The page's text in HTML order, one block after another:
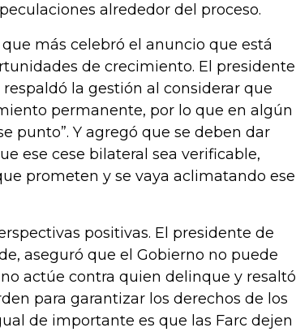
alrededor del proceso.
más celebró el anuncio que está
de crecimiento. El presidente
la gestión al considerar que
permanente, por lo que en algún
punto”. Y agregó que se deben dar
ese cese bilateral sea verificable,
prometen y se vaya aclimatando ese
positivas. El presidente de
aseguró que el Gobierno no puede
actúe contra quien delinque y resaltó
para garantizar los derechos de los
de importante es que las Farc dejen